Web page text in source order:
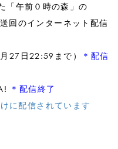
「午前０時の森」の
回のインターネット配信
27日22:59まで）
＊配信
＊配信終了
に配信されています